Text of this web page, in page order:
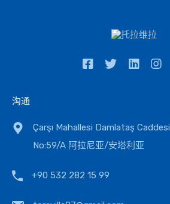
沟通
Çarşı Mahallesi Damlataş Caddesi
No:59/A 阿拉尼亚/安塔利亚
+90 532 282 15 99